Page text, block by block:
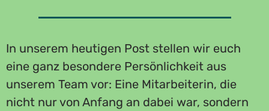
In unserem heutigen Post stellen wir euch
eine ganz besondere Persönlichkeit aus
unserem Team vor: Eine Mitarbeiterin, die
nicht nur von Anfang an dabei war, sondern